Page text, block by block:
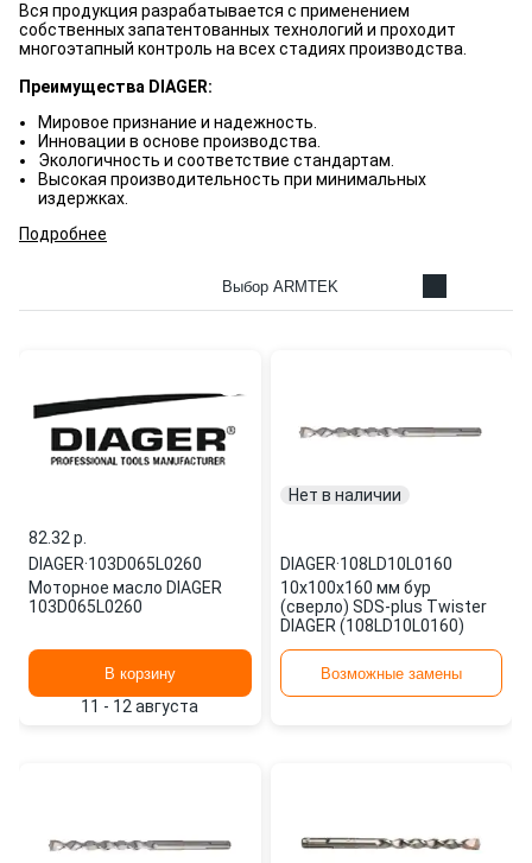
Вся продукция разрабатывается с применением
собственных запатентованных технологий и проходит
многоэтапный контроль на всех стадиях производства.
Преимущества DIAGER:
Мировое признание и надежность.
Инновации в основе производства.
Экологичность и соответствие стандартам.
Высокая производительность при минимальных
издержках.
Подробнее
Выбор ARMTEK
82.32 p.
DIAGER·103D065L0260
Моторное масло DIAGER
103D065L0260
В корзину
11 - 12 августа
Нет в наличии
DIAGER·108LD10L0160
10х100х160 мм бур
(сверло) SDS-plus Twister
DIAGER (108LD10L0160)
Возможные замены